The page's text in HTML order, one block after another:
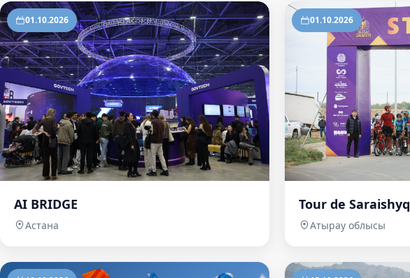
01.10.2026
AI BRIDGE
Астана
01.10.2026
Tour de Saraishyq
Атырау облысы